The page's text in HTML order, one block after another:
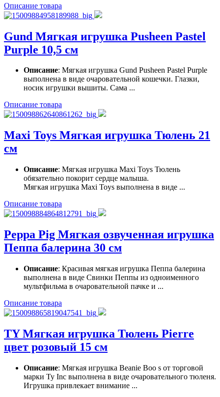
Описание товара
Gund Мягкая игрушка Pusheen Pastel
Purple 10,5 см
Описание: Мягкая игрушка Gund Pusheen Pastel Purple
выполнена в виде очаровательной кошечки. Глазки,
носик игрушки вышиты. Сама ...
Описание товара
Maxi Toys Мягкая игрушка Тюлень 21
см
Описание: Мягкая игрушка Maxi Toys Тюлень
обязательно покорит сердце малыша.
Мягкая игрушка Maxi Toys выполнена в виде ...
Описание товара
Peppa Pig Мягкая озвученная игрушка
Пеппа балерина 30 см
Описание: Красивая мягкая игрушка Пеппа балерина
выполнена в виде Свинки Пеппы из одноименного
мультфильма в очаровательной пачке и ...
Описание товара
TY Мягкая игрушка Тюлень Pierre
цвет розовый 15 см
Описание: Мягкая игрушка Beanie Boo s от торговой
марки Ty Inc выполнена в виде очаровательного тюленя.
Игрушка привлекает внимание ...